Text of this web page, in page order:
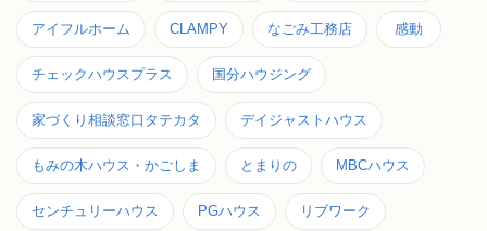
アイフルホーム CLAMPY なごみ工務店 感動
チェックハウスプラス 国分ハウジング
家づくり相談窓口タテカタ デイジャストハウス
もみの木ハウス・かごしま とまりの MBCハウス
センチュリーハウス PGハウス リブワーク